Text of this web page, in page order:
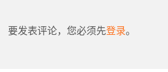
要发表评论，您必须先登录。